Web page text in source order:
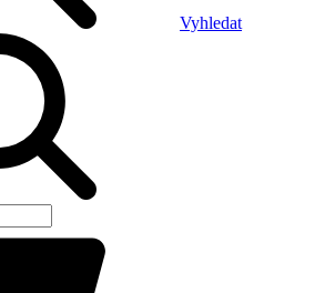
Vyhledat